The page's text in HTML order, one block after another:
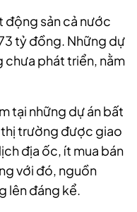
động sản cả nước
tỷ đồng. Những dự
chưa phát triển, nằm
tại những dự án bất
thị trường được giao
địa ốc, ít mua bán
với đó, nguồn
lên đáng kể.